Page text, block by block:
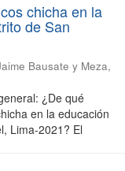
chicha en la
de San
Bausate y Meza,
¿De qué
en la educación
Lima-2021? El